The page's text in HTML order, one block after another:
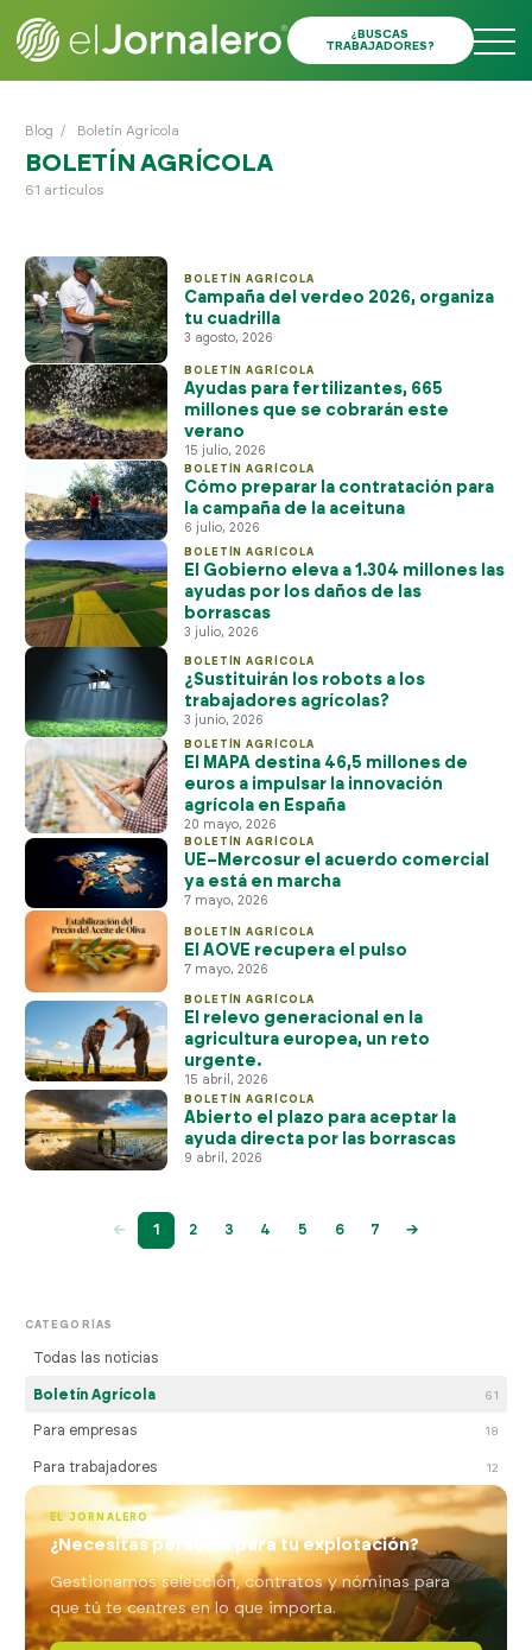
¿BUSCAS
TRABAJADORES?
Blog / Boletín Agrícola
BOLETÍN AGRÍCOLA
61 artículos
BOLETÍN AGRÍCOLA
Campaña del verdeo 2026, organiza
tu cuadrilla
3 agosto, 2026
BOLETÍN AGRÍCOLA
Ayudas para fertilizantes, 665
millones que se cobrarán este
verano
15 julio, 2026
BOLETÍN AGRÍCOLA
Cómo preparar la contratación para
la campaña de la aceituna
6 julio, 2026
BOLETÍN AGRÍCOLA
El Gobierno eleva a 1.304 millones las
ayudas por los daños de las
borrascas
3 julio, 2026
BOLETÍN AGRÍCOLA
¿Sustituirán los robots a los
trabajadores agrícolas?
3 junio, 2026
BOLETÍN AGRÍCOLA
El MAPA destina 46,5 millones de
euros a impulsar la innovación
agrícola en España
20 mayo, 2026
BOLETÍN AGRÍCOLA
UE–Mercosur el acuerdo comercial
ya está en marcha
7 mayo, 2026
BOLETÍN AGRÍCOLA
El AOVE recupera el pulso
7 mayo, 2026
BOLETÍN AGRÍCOLA
El relevo generacional en la
agricultura europea, un reto
urgente.
15 abril, 2026
BOLETÍN AGRÍCOLA
Abierto el plazo para aceptar la
ayuda directa por las borrascas
9 abril, 2026
← 1 2 3 4 5 6 7 →
CATEGORÍAS
Todas las noticias
Boletín Agrícola 61
Para empresas 18
Para trabajadores 12
EL JORNALERO
¿Necesitas personal para tu explotación?
Gestionamos selección, contratos y nóminas para
que tú te centres en lo que importa.